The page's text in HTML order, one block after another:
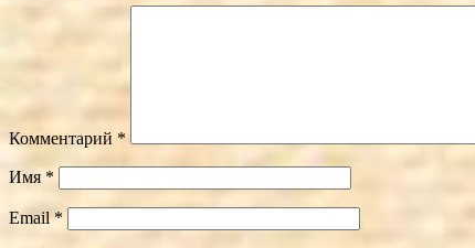
Комментарий *
Имя *
Email*